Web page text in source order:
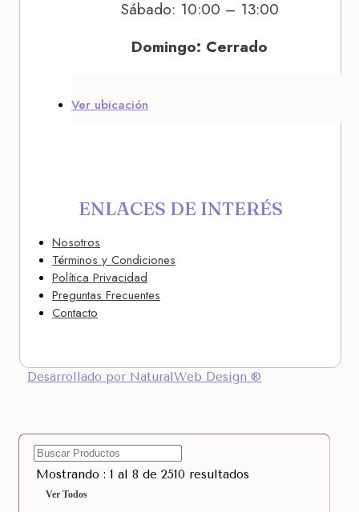
Sábado: 10:00 – 13:00
Domingo: Cerrado
Ver ubicación
ENLACES DE INTERÉS
Nosotros
Términos y Condiciones
Política Privacidad
Preguntas Frecuentes
Contacto
Desarrollado por NaturalWeb Design ®
Mostrando : 1 al 8 de 2510 resultados
Ver Todos